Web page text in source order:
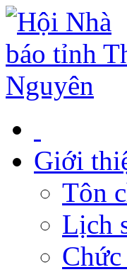
Giới
Tôn
Lịch